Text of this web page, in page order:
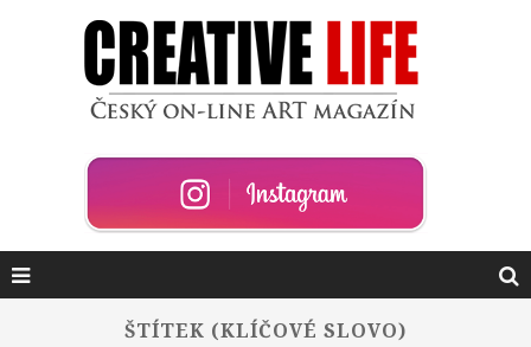
ŠTÍTEK (KLÍČOVÉ SLOVO)